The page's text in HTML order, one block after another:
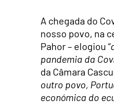
A chegada do
nosso povo, na
Pahor – elogiou “
pandemia da
da Câmara
outro povo,
económica do